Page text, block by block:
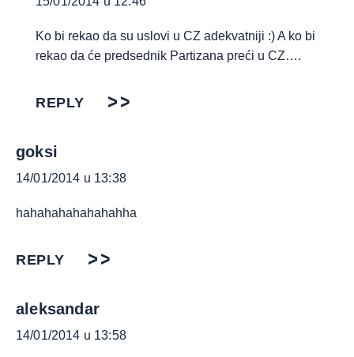
Ko bi rekao da su uslovi u CZ adekvatniji :) A ko bi
rekao da će predsednik Partizana preći u CZ….
REPLY
goksi
14/01/2014 u 13:38
hahahahahahahahha
REPLY
aleksandar
14/01/2014 u 13:58